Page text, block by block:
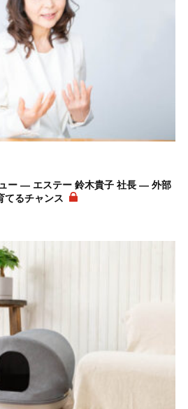
ー ― エステー 鈴木貴子 社長 ― 外部
てるチャンス